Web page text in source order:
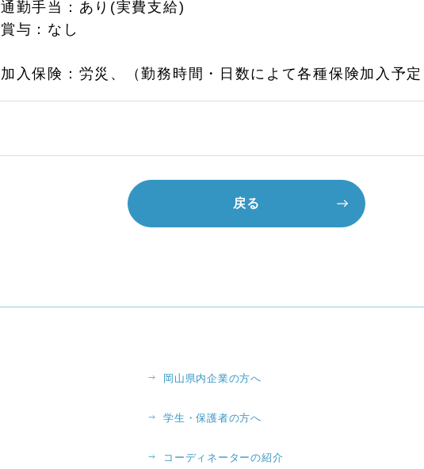
通勤手当：あり(実費支給)
賞与：なし
加入保険：労災、（勤務時間・日数によて各種保険加入予
戻る
岡山県内企業の方へ
学生・保護者の方へ
コーディネーターの紹介